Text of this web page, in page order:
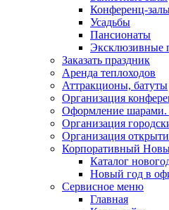
Конференц-
Усадьбы
Пансионаты
Эксклюзивные
Заказать праздник
Аренда теплоходов
Аттракционы, батуты
Организация
Оформление шарами.
Организация
Организация
Корпоративный
Каталог
Новый год в
Сервисное меню
Главная